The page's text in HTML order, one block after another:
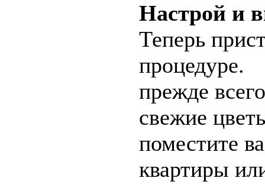
Настрой и
Теперь
процедуре.
прежде
свежие
поместите
квартиры